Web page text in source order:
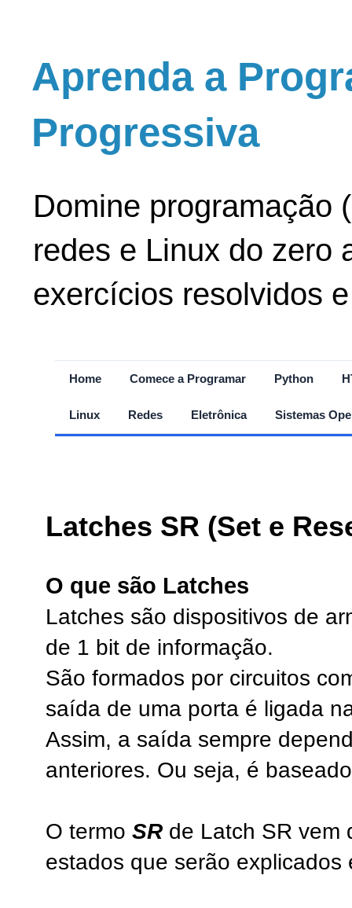
Aprenda a
Progressiva
Domine programação
redes e Linux do zero
exercícios resolvidos
Home Comece a Programar Python
Linux Redes Eletrônica Sistemas
Latches SR (Set e
O que são Latches
Latches são dispositivos de
de 1 bit de informação.
São formados por circuitos
saída de uma porta é ligada
Assim, a saída sempre
anteriores. Ou seja, é
O termo SR de Latch SR vem
estados que serão explicados